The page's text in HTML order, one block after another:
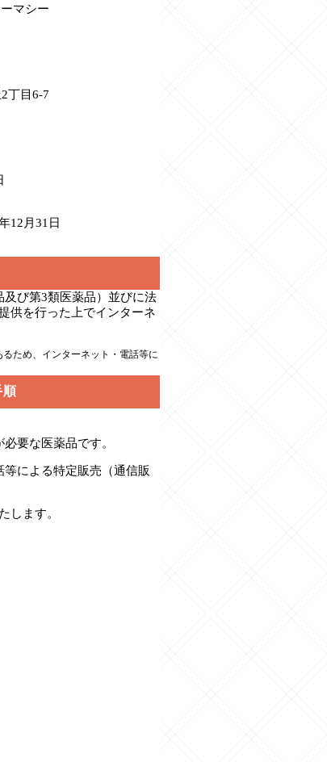
マシー
丁目6-7
12月31日
び第3類医薬品）並びに法
供を行った上でインターネ
ため、インターネット・電話等に
順
要な医薬品です。
による特定販売（通信販
します。